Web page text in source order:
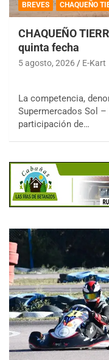
BREVES CHAQUEÑO
CHAQUEÑO
quinta fecha
5 agosto, 2026 E-Kart
La competencia,
Supermercados Sol
participación de…